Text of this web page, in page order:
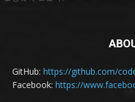
GitHub: https://github.com/
Facebook: https://